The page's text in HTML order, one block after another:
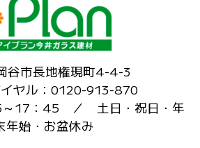
谷市長地権現町4-4-3
ヤル：0120-913-870
17：45 ／ 土日・祝日・年
年始・お盆休み